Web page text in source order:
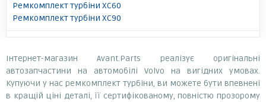
Ремкомплект турбіни XC60
Ремкомплект турбіни XC90
Інтернет-магазин Avant.Parts реалізує оригінальні
автозапчастини на автомобілі Volvo на вигідних умовах.
Купуючи у нас ремкомплект турбіни, ви можете бути впевнені
в кращій ціні деталі, її сертифікованому, повністю прозорому